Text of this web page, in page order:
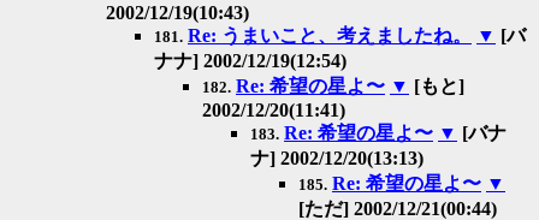
2002/12/19(10:43)
181. Re: うまいこと、考えましたね。 ▼ [バ
ナナ] 2002/12/19(12:54)
182. Re: 希望の星よ〜 ▼ [もと]
2002/12/20(11:41)
183. Re: 希望の星よ〜 ▼ [バナ
ナ] 2002/12/20(13:13)
185. Re: 希望の星よ〜 ▼
[ただ] 2002/12/21(00:44)